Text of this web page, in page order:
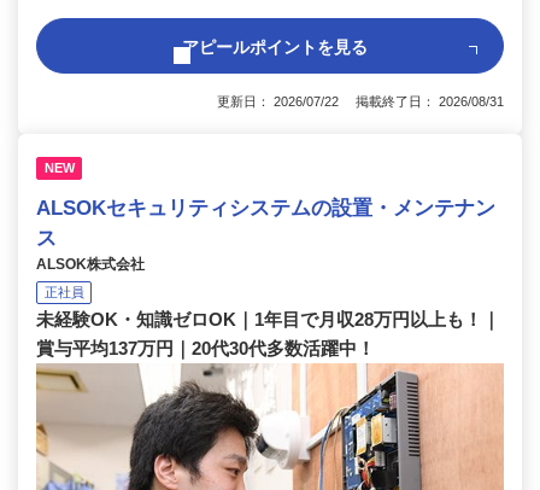
アピールポイントを見る
更新日： 2026/07/22 掲載終了日： 2026/08/31
NEW
ALSOKセキュリティシステムの設置・メンテナン
ス
ALSOK株式会社
正社員
未経験OK・知識ゼロOK｜1年目で月収28万円以上も！｜
賞与平均137万円｜20代30代多数活躍中！